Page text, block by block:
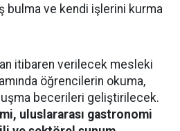
bulma ve kendi işlerini kurma
itibaren verilecek mesleki
öğrencilerin okuma,
becerileri geliştirilecek.
uluslararası gastronomi